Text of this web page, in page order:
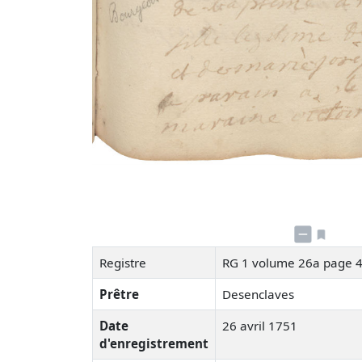
Registre
RG 1 volume 26a page
Prêtre
Desenclaves
Date
d'enregistrement
26 avril 1751